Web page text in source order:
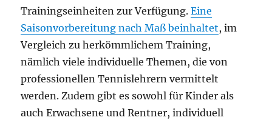
Trainingseinheiten zur Verfügung.Eine
Saisonvorbereitung nach Maß beinhaltet, im
Vergleich zu herkömmlichem Training,
nämlich viele individuelle Themen, die von
professionellen Tennislehrern vermittelt
werden. Zudem gibt es sowohl für Kinder als
auch Erwachsene und Rentner, individuell